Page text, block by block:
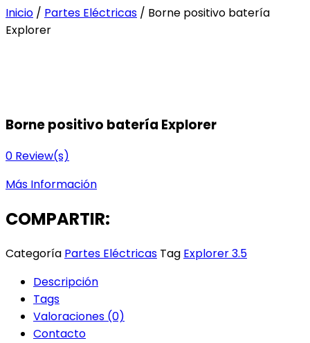
Inicio / Partes Eléctricas / Borne positivo batería
Explorer
Borne positivo batería Explorer
0 Review(s)
Más Información
COMPARTIR:
Categoría Partes Eléctricas Tag Explorer 3.5
Descripción
Tags
Valoraciones (0)
Contacto